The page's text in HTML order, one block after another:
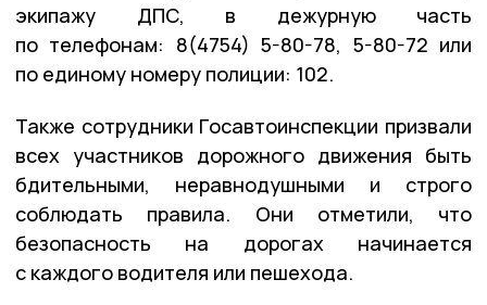
экипажу ДПС, в дежурную часть
по телефонам: 8(4754) 5-80-78, 5-80-72 или
по единому номеру полиции: 102.
Также сотрудники Госавтоинспекции призвали
всех участников дорожного движения быть
бдительными, неравнодушными и строго
соблюдать правила. Они отметили, что
безопасность на дорогах начинается
с каждого водителя или пешехода.